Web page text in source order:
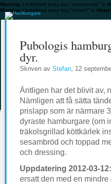
Warning: Undefined array key "rcommentid" in /
Warning: Undefined array key "rchash" in /data/
Pubologis
dyr.
Skriven av Stefan, 12
Äntligen har det blivit av,
Nämligen att få sätta
prislapp som är närmare
dyraste hamburgare (om
träkolsgrillad köttkärlek
sesambröd och toppad
och dressing.
Uppdatering 2012-03-12:
ersatt den med en